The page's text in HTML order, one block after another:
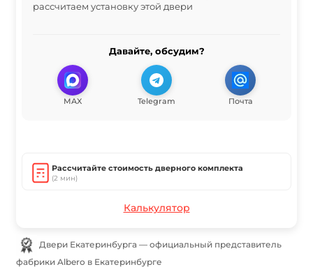
рассчитаем установку этой двери
Давайте, обсудим?
MAX Telegram Почта
Рассчитайте стоимость дверного комплекта
(2 мин)
Калькулятор
Двери Екатеринбурга — официальный представитель
фабрики Albero в Екатеринбурге